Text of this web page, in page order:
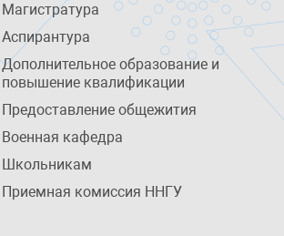
Магистратура
Аспирантура
Дополнительное образование и
повышение квалификации
Предоставление общежития
Военная кафедра
Школьникам
Приемная комиссия ННГУ